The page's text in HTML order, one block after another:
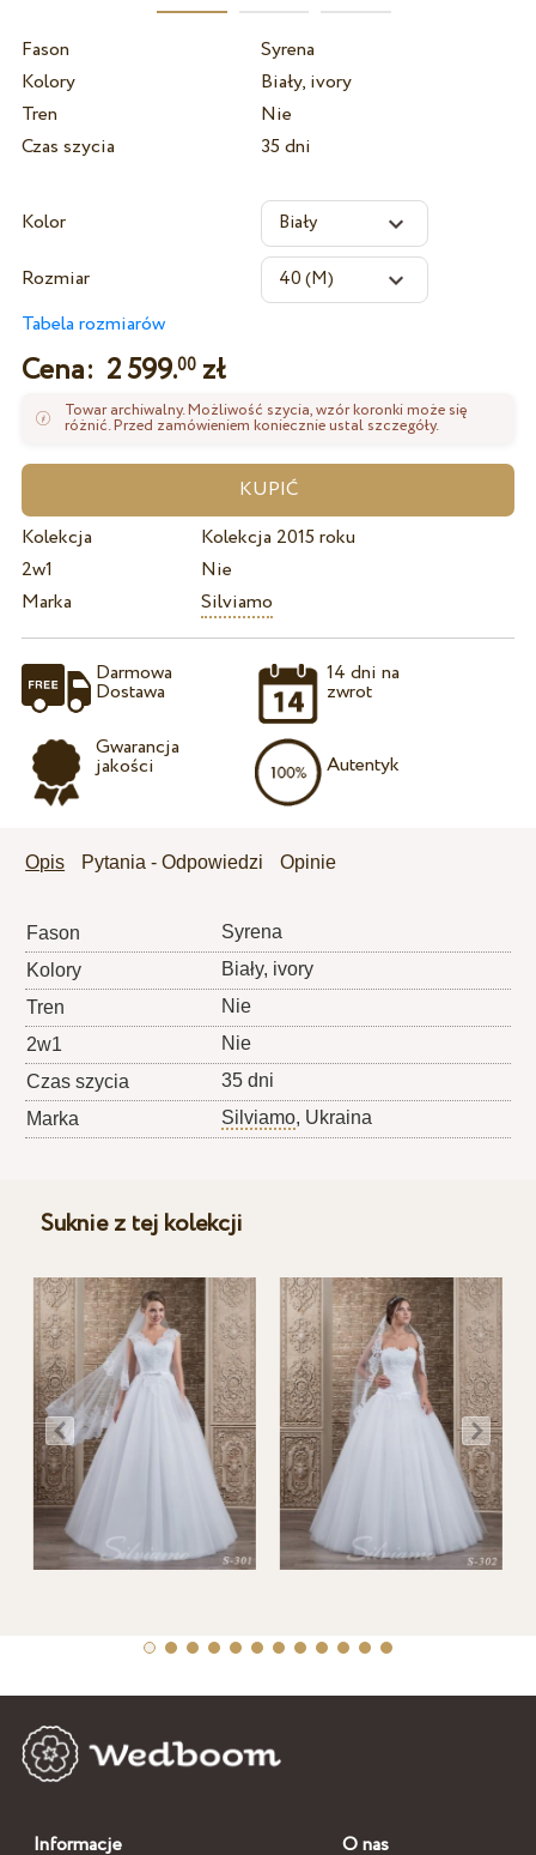
Fason
Syrena
Kolory
Biały, ivory
Tren
Nie
Czas szycia
35 dni
Kolor
Rozmiar
Tabela rozmiarów
Cena: 2 599.00zł
Towar archiwalny. Możliwość szycia, wzór koronki może się
różnić. Przed zamówieniem koniecznie ustal szczegóły.
Kolekcja
Kolekcja 2015 roku
2w1
Nie
Marka
Silviamo
Darmowa
Dostawa
Gwarancja
jakości
14 dni na
zwrot
Autentyk
Opis Pytania - Odpowiedzi Opinie
Fason
Syrena
Kolory
Biały, ivory
Tren
Nie
2w1
Nie
Czas szycia
35 dni
Marka
Silviamo, Ukraina
Suknie z tej kolekcji
Informacje O nas